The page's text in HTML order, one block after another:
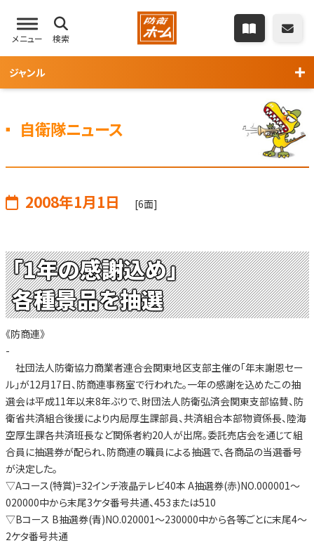
メニュー 検索
ジャンル
自衛隊ニュース
2008年1月1日 [6面]
「1年の感謝込め」
各種景品を抽選
《防商連》
-
社団法人防衛協力商業者連合会関東地区支部主催の「年末謝恩セー
ル」が12月17日、防商連事務室で行われた。一年の感謝を込めたこの抽
選会は平成11年以来8年ぶりで、財団法人防衛弘済会関東支部協賛、防
衛省共済組合後援により内局厚生課部員、共済組合本部物資係長、陸海
空厚生課各共済班長など関係者約20人が出席。委託売店会を通じて組
合員に抽選券が配られ、防商連の職員による抽選で、各商品の当選番号
が決定した。
▽Aコース(特賞)=32インチ液晶テレビ40本 A抽選券(赤)NO.000001～
020000中から末尾3ケタ番号共通、453または510
▽Bコース B抽選券(青)NO.020001～230000中から各等ごとに末尾4～
2ケタ番号共通